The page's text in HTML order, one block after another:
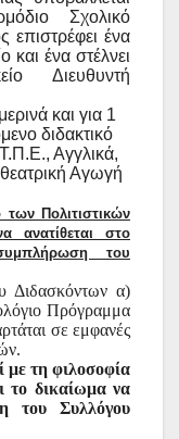
Σχολικό
ένα
και ένα στέλνει
Διευθυντή
και για 1
διδακτικό
Αγγλικά,
Αγωγή
των Πολιτιστικών
ανατίθεται στο
του
Διδασκόντων α)
Πρόγραμμα
σε εμφανές
με τη φιλοσοφία
το δικαίωμα να
του Συλλόγου